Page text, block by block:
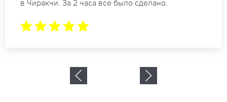
сделано.
коррекции бровей в